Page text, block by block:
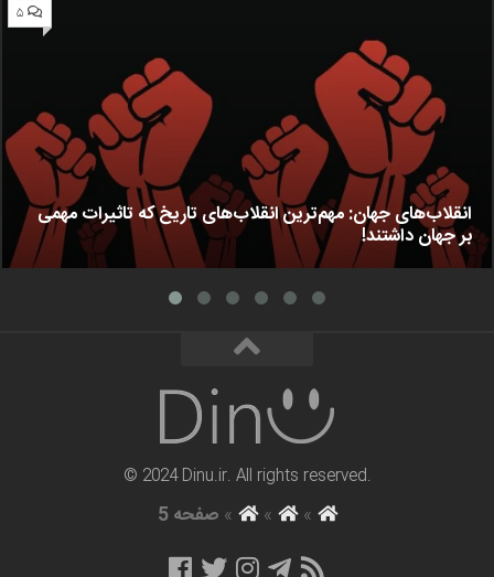
۵
انقلاب‌های جهان: مهم‌ترین انقلاب‌های تاریخ که تاثیرات مهمی
بر جهان داشتند!
© 2024 Dinu.ir. All rights reserved.
»
»
»صفحه 5